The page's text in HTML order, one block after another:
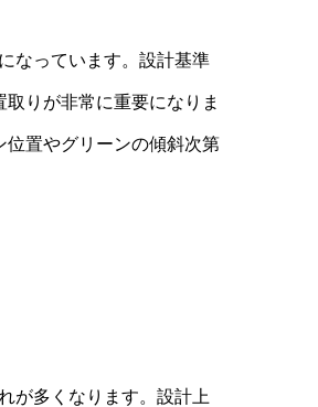
なっています。設計基準
りが非常に重要になりま
置やグリーンの傾斜次第
が多くなります。設計上